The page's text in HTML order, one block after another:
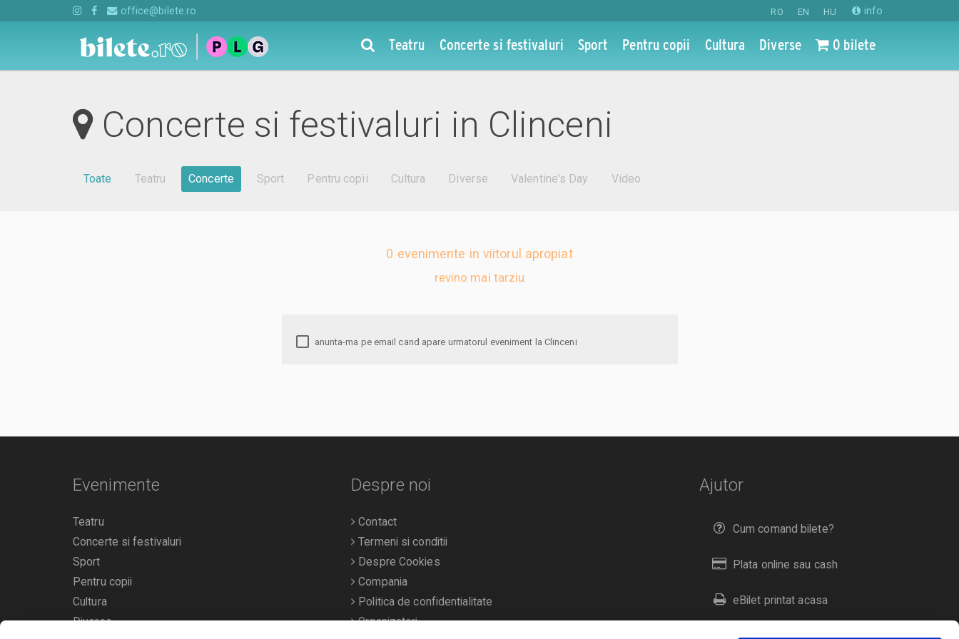
RO EN HU info
office@bilete.ro
Teatru Concerte si festivaluri Sport Pentru copii Cultura Diverse 0 bilete
Concerte si festivaluri in Clinceni
Toate Teatru Concerte Sport Pentru copii Cultura Diverse Valentine's Day Video
0 evenimente in viitorul apropiat
revino mai tarziu
anunta-ma pe email cand apare urmatorul eveniment la Clinceni
Ajutor
Cum comand bilete?
Plata online sau cash
eBilet printat acasa
Livrare prin curier
Evenimente
Teatru
Concerte si festivaluri
Sport
Pentru copii
Cultura
Diverse
Despre noi
Contact
Termeni si conditii
Despre Cookies
Compania
Politica de confidentialitate
Organizatori